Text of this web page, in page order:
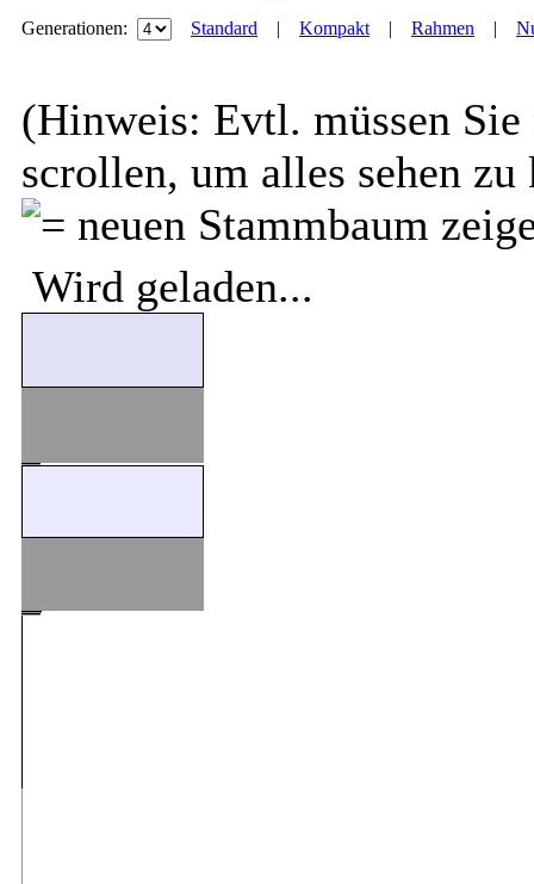
Generationen: Standard | Kompakt| Rahmen |
(Hinweis: Evtl. müssen Sie
scrollen, um alles sehen
Wird geladen...